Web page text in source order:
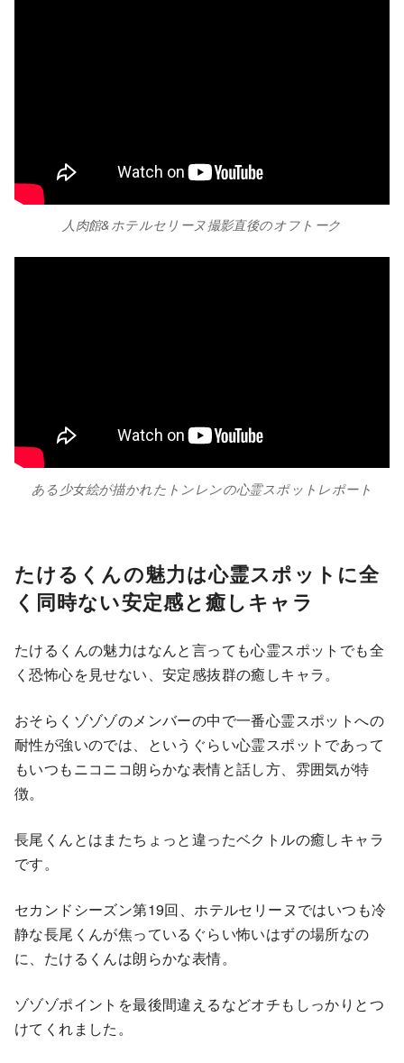
人肉館&ホテルセリーヌ撮影直後のオフトーク
ある少女絵が描かれたトンレンの心霊スポットレポート
たけるくんの魅力は心霊スポットに全
く同時ない安定感と癒しキャラ
たけるくんの魅力はなんと言っても心霊スポットでも全
く恐怖心を見せない、安定感抜群の癒しキャラ。
おそらくゾゾゾのメンバーの中で一番心霊スポットへの
耐性が強いのでは、というぐらい心霊スポットであって
もいつもニコニコ朗らかな表情と話し方、雰囲気が特
徴。
長尾くんとはまたちょっと違ったベクトルの癒しキャラ
です。
セカンドシーズン第19回、ホテルセリーヌではいつも冷
静な長尾くんが焦っているぐらい怖いはずの場所なの
に、たけるくんは朗らかな表情。
ゾゾゾポイントを最後間違えるなどオチもしっかりとつ
けてくれました。